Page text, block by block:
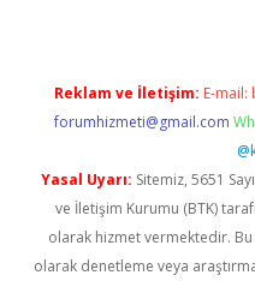
Reklam ve İletişim: E-mail:
forumhizmeti@gmail.com
Yasal Uyarı: Sitemiz, 5651
ve İletişim Kurumu (BTK)
olarak hizmet vermektedir.
olarak denetleme veya